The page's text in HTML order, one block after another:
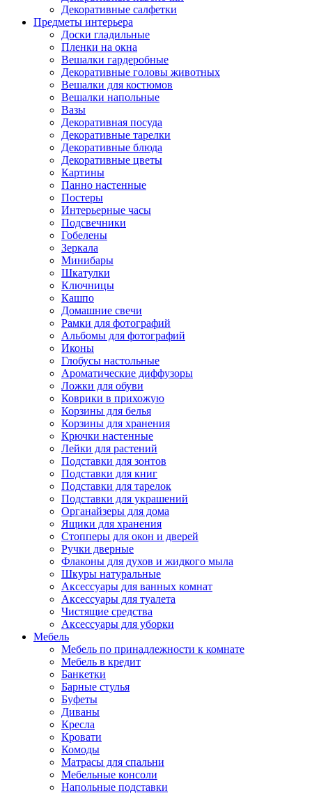
Декоративные салфетки
Предметы интерьера
Доски гладильные
Пленки на окна
Вешалки гардеробные
Декоративные головы животных
Вешалки для костюмов
Вешалки напольные
Вазы
Декоративная посуда
Декоративные тарелки
Декоративные блюда
Декоративные цветы
Картины
Панно настенные
Постеры
Интерьерные часы
Подсвечники
Гобелены
Зеркала
Минибары
Шкатулки
Ключницы
Кашпо
Домашние свечи
Рамки для фотографий
Альбомы для фотографий
Иконы
Глобусы настольные
Ароматические диффузоры
Ложки для обуви
Коврики в прихожую
Корзины для белья
Корзины для хранения
Крючки настенные
Лейки для растений
Подставки для зонтов
Подставки для книг
Подставки для тарелок
Подставки для украшений
Органайзеры для дома
Ящики для хранения
Стопперы для окон и дверей
Ручки дверные
Флаконы для духов и жидкого мыла
Шкуры натуральные
Аксессуары для ванных комнат
Аксессуары для туалета
Чистящие средства
Аксессуары для уборки
Мебель
Мебель по принадлежности к комнате
Мебель в кредит
Банкетки
Барные стулья
Буфеты
Диваны
Кресла
Кровати
Комоды
Матрасы для спальни
Мебельные консоли
Напольные подставки